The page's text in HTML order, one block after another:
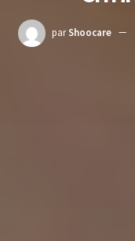
par Shoocare